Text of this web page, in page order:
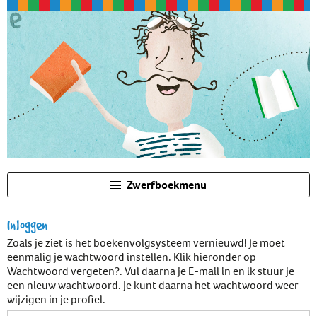
Zwerfboekmenu
Inloggen
Zoals je ziet is het boekenvolgsysteem vernieuwd! Je moet
eenmalig je wachtwoord instellen. Klik hieronder op
Wachtwoord vergeten?. Vul daarna je E-mail in en ik stuur je
een nieuw wachtwoord. Je kunt daarna het wachtwoord weer
wijzigen in je profiel.